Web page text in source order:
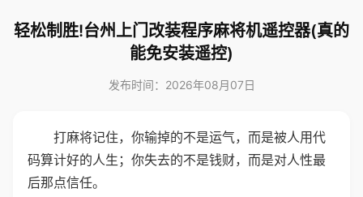
轻松制胜!台州上门改装程序麻将机遥控器(真的
能免安装遥控)
发布时间：2026年08月07日
打麻将记住，你输掉的不是运气，而是被人用代
码算计好的人生；你失去的不是钱财，而是对人性最
后那点信任。